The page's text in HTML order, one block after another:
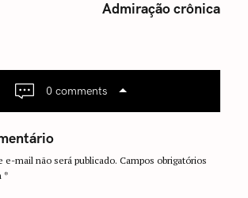
Admiração crônica
0 comments
e-mail não será publicado. Campos obrigatórios
*